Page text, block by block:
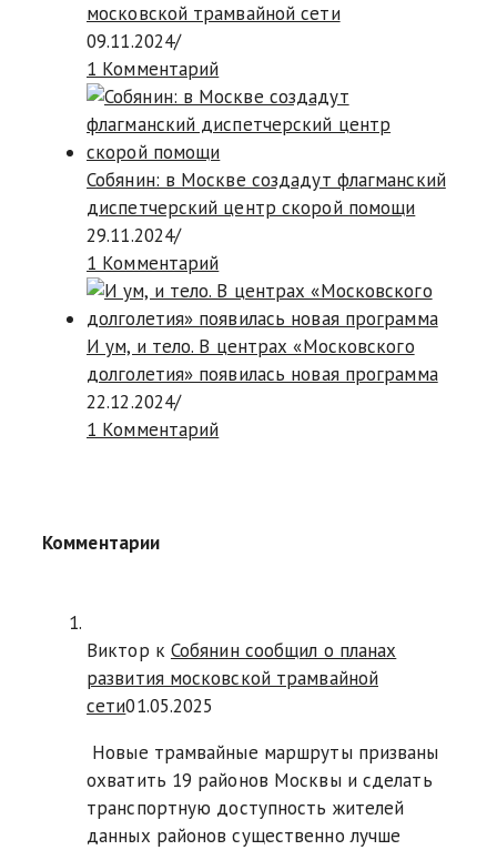
московской трамвайной сети
09.11.2024/
1 Комментарий
Собянин: в Москве создадут флагманский
диспетчерский центр скорой помощи
29.11.2024/
1 Комментарий
И ум, и тело. В центрах «Московского
долголетия» появилась новая программа
22.12.2024/
1 Комментарий
Комментарии
Виктор к Собянин сообщил о планах
развития московской трамвайной
сети01.05.2025
Новые трамвайные маршруты призваны
охватить 19 районов Москвы и сделать
транспортную доступность жителей
данных районов существенно лучше